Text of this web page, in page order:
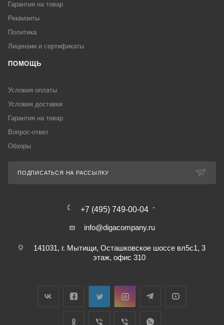
Гарантия на товар
Реквизиты
Политика
Лицензии и сертификаты
ПОМОЩЬ
Условия оплаты
Условия доставки
Гарантия на товар
Вопрос-ответ
Обзоры
ПОДПИСАТЬСЯ НА РАССЫЛКУ
+7 (495) 749-00-04
info@digacompany.ru
141031, г. Мытищи, Осташковское шоссе вл5с1, 3
этаж, офис 310